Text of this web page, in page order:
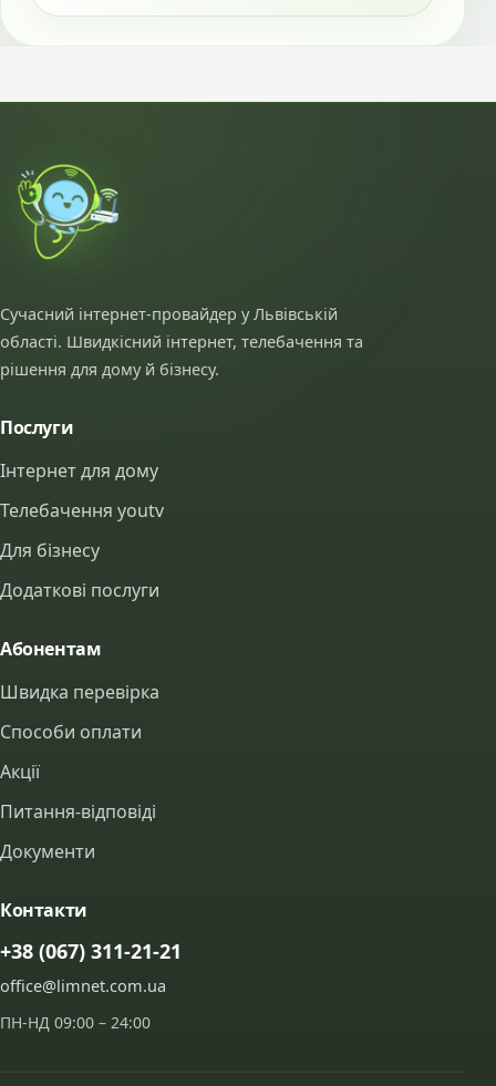
Сучасний інтернет-провайдер у Львівській
області. Швидкісний інтернет, телебачення та
рішення для дому й бізнесу.
Послуги
Інтернет для дому
Телебачення youtv
Для бізнесу
Додаткові послуги
Абонентам
Швидка перевірка
Способи оплати
Акції
Питання-відповіді
Документи
Контакти
+38 (067) 311-21-21
office@limnet.com.ua
ПН-НД 09:00 – 24:00